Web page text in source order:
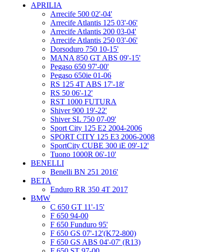
APRILIA
Arrecife 500 02'-04'
Arrecife Atlantis 125 03'-06'
Arrecife Atlantis 200 03-04'
Arrecife Atlantis 250 03'-06'
Dorsoduro 750 10-15'
MANA 850 GT ABS 09'-15'
Pegaso 650 97'-00'
Pegaso 650ie 01-06
RS 125 4T ABS 17'-18'
RS 50 06'-12'
RST 1000 FUTURA
Shiver 900 19'-22'
Shiver SL 750 07-09'
Sport City 125 E2 2004-2006
SPORT CITY 125 E3 2006-2008
SportCity CUBE 300 iE 09'-12'
Tuono 1000R 06'-10'
BENELLI
Benelli BN 251 2016'
BETA
Enduro RR 350 4T 2017
BMW
C 650 GT 11'-15'
F 650 94-00
F 650 Funduro 95'
F 650 GS 07'-12'(K72-800)
F 650 GS ABS 04'-07' (R13)